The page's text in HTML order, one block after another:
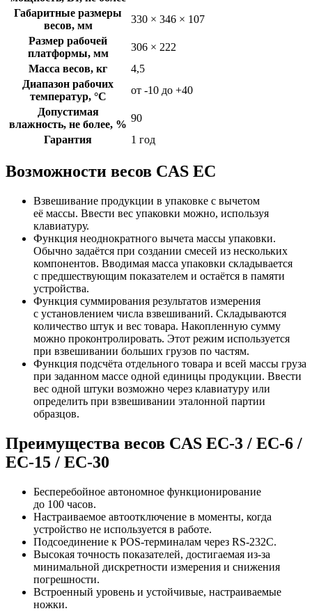
Габаритные размеры
весов, мм
330 × 346 × 107
Размер рабочей
платформы, мм
306 × 222
Масса весов, кг
4,5
Диапазон рабочих
температур, °C
от -10 до +40
Допустимая
влажность, не более, %
90
Гарантия
1 год
Возможности весов CAS EC
Взвешивание продукции в упаковке с вычетом
её массы. Ввести вес упаковки можно, используя
клавиатуру.
Функция неоднократного вычета массы упаковки.
Обычно задаётся при создании смесей из нескольких
компонентов. Вводимая масса упаковки складывается
с предшествующим показателем и остаётся в памяти
устройства.
Функция суммирования результатов измерения
с установлением числа взвешиваний. Складываются
количество штук и вес товара. Накопленную сумму
можно проконтролировать. Этот режим используется
при взвешивании больших грузов по частям.
Функция подсчёта отдельного товара и всей массы груза
при заданном массе одной единицы продукции. Ввести
вес одной штуки возможно через клавиатуру или
определить при взвешивании эталонной партии
образцов.
Преимущества весов CAS EC-3 / EC-6 /
EC-15 / EC-30
Бесперебойное автономное функционирование
до 100 часов.
Настраиваемое автоотключение в моменты, когда
устройство не используется в работе.
Подсоединение к POS-терминалам через RS-232C.
Высокая точность показателей, достигаемая из-за
минимальной дискретности измерения и снижения
погрешности.
Встроенный уровень и устойчивые, настраиваемые
ножки.